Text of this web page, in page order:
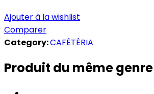
Ajouter à la wishlist
Comparer
Category:CAFÉTÉRIA
Produit du même genre